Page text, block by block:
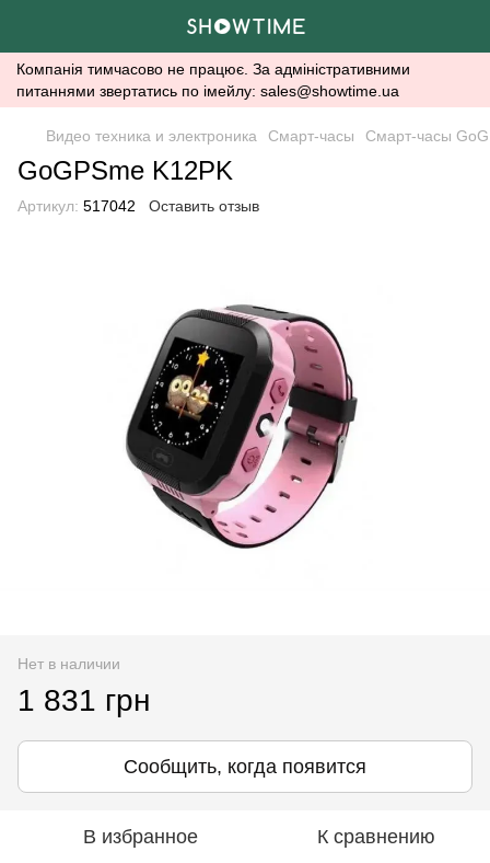
Компанія тимчасово не працює. За адміністративними
питаннями звертатись по імейлу: sales@showtime.ua
Видео техника и электроника Смарт-часы Смарт-часы
GoGPSme K12PK
Артикул: 517042 Оставить отзыв
Нет в наличии
1 831 грн
Сообщить, когда появится
В избранное К сравнению